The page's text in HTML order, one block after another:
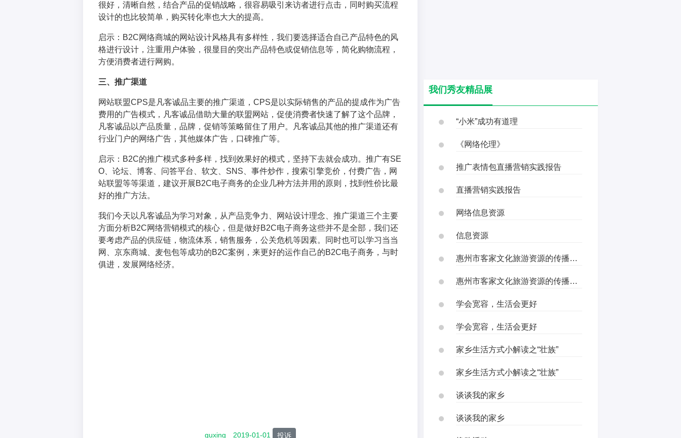
很好，清晰自然，结合产品的促销战略，很容易吸引来访者进行点击，同时购买流程
设计的也比较简单，购买转化率也大大的提高。
启示：B2C网络商城的网站设计风格具有多样性，我们要选择适合自己产品特色的风
格进行设计，注重用户体验，很显目的突出产品特色或促销信息等，简化购物流程，
方便消费者进行网购。
三、推广渠道
网站联盟CPS是凡客诚品主要的推广渠道，CPS是以实际销售的产品的提成作为广告
费用的广告模式，凡客诚品借助大量的联盟网站，促使消费者快速了解了这个品牌，
凡客诚品以产品质量，品牌，促销等策略留住了用户。凡客诚品其他的推广渠道还有
行业门户的网络广告，其他媒体广告，口碑推广等。
启示：B2C的推广模式多种多样，找到效果好的模式，坚持下去就会成功。推广有SE
O、论坛、博客、问答平台、软文、SNS、事件炒作，搜索引擎竞价，付费广告，网
站联盟等等渠道，建议开展B2C电子商务的企业几种方法并用的原则，找到性价比最
好的推广方法。
我们今天以凡客诚品为学习对象，从产品竞争力、网站设计理念、推广渠道三个主要
方面分析B2C网络营销模式的核心，但是做好B2C电子商务这些并不是全部，我们还
要考虑产品的供应链，物流体系，销售服务，公关危机等因素。同时也可以学习当当
网、京东商城、麦包包等成功的B2C案例，来更好的运作自己的B2C电子商务，与时
俱进，发展网络经济。
guxing 2019-01-01 投诉
我们秀友精品展
“小米”成功有道理
《网络伦理》
推广表情包直播营销实践报告
直播营销实践报告
网络信息资源
信息资源
惠州市客家文化旅游资源的传播与开发
惠州市客家文化旅游资源的传播与开发
学会宽容，生活会更好
学会宽容，生活会更好
家乡生活方式小解读之“壮族”
家乡生活方式小解读之“壮族”
谈谈我的家乡
谈谈我的家乡